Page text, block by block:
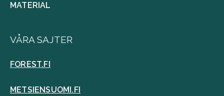
MATERIAL
VÅRA SAJTER
FOREST.FI
METSIENSUOMI.FI